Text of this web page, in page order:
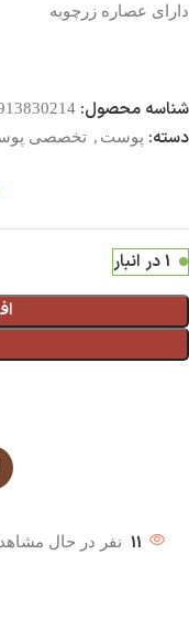
دارای عصاره زرچوبه
شناسه محصول:
دسته: پوست , تخصصی
1 در انبار
11 نفر در حال